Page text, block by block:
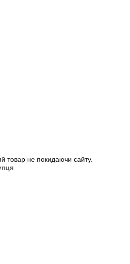
товар не покидаючи сайту.